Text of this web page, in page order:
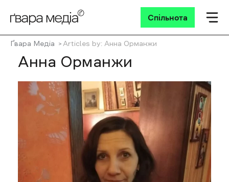
Спільнота
Ґвара Медіа Articles by: Анна Орманжи
Анна Орманжи